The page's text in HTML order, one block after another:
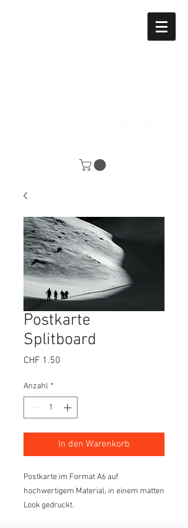
Postkarte
Splitboard
CHF 1.50
Anzahl *
In den Warenkorb
Postkarte im Format A6 auf
hochwertigem Material, in einem matten
Look gedruckt.